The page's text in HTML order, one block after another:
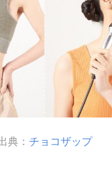
典： チョコザップ